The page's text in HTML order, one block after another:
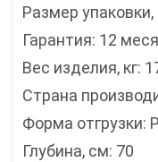
Размер
Гарантия: 12
Вес изделия, кг:
Страна
Форма отгрузки:
Глубина, см: 70